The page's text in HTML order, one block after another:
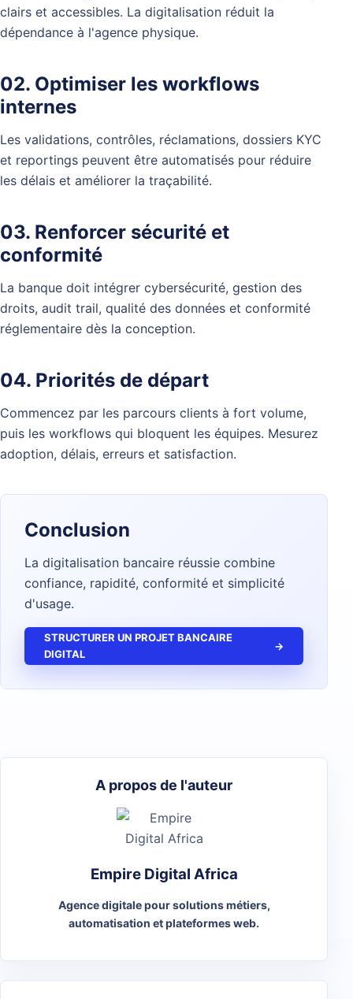
clairs et accessibles. La digitalisation réduit la
dépendance à l'agence physique.
02. Optimiser les workflows
internes
Les validations, contrôles, réclamations, dossiers KYC
et reportings peuvent être automatisés pour réduire
les délais et améliorer la traçabilité.
03. Renforcer sécurité et
conformité
La banque doit intégrer cybersécurité, gestion des
droits, audit trail, qualité des données et conformité
réglementaire dès la conception.
04. Priorités de départ
Commencez par les parcours clients à fort volume,
puis les workflows qui bloquent les équipes. Mesurez
adoption, délais, erreurs et satisfaction.
Conclusion
La digitalisation bancaire réussie combine
confiance, rapidité, conformité et simplicité
d'usage.
STRUCTURER UN PROJET BANCAIRE
DIGITAL
→
A propos de l'auteur
Empire Digital Africa
Agence digitale pour solutions métiers,
automatisation et plateformes web.